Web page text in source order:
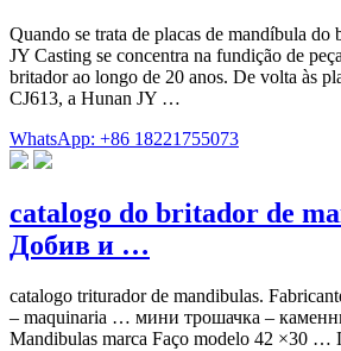
Quando se trata de placas de mandíbula do
JY Casting se concentra na fundição de
britador ao longo de 20 anos. De volta às
CJ613, a Hunan JY …
WhatsApp: +86 18221755073
catalogo do britador de
Добив и …
catalogo triturador de mandibulas.
– maquinaria … мини трошачка –
Mandibulas marca Faço modelo 42 ×30